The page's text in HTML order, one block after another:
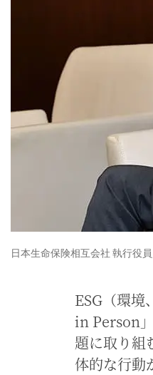
⽇本⽣命保険相互会社 執⾏役
ESG（環境
in Person
題に取り組
体的な行動